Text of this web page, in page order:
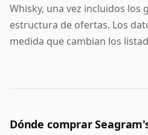
Whisky, una vez incluidos los
estructura de ofertas. Los
medida que cambian los
Dónde comprar